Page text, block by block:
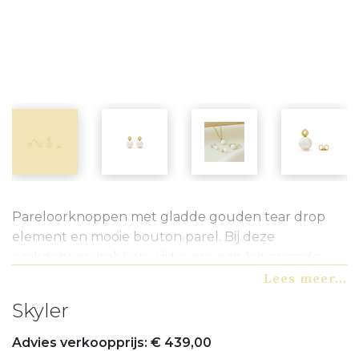
Pareloorknoppen met gladde gouden tear drop
element en mooie bouton parel. Bij deze
ring en hanger. Een prachtige set in geelgoud en
Lees meer...
Skyler
Advies verkoopprijs: € 439,00